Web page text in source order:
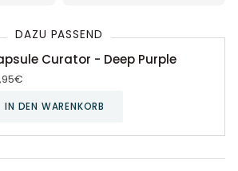
DAZU PASSEND
Curator - Deep Purple
IN DEN WARENKORB